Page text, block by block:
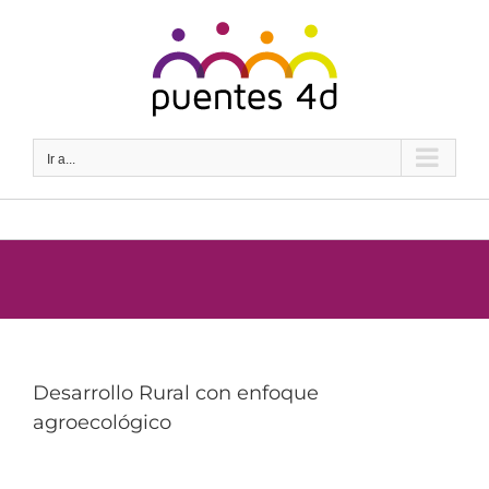
Ir a...
Desarrollo Rural con enfoque
agroecológico